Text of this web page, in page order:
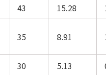
43 15.28
35 8.91
30 5.13